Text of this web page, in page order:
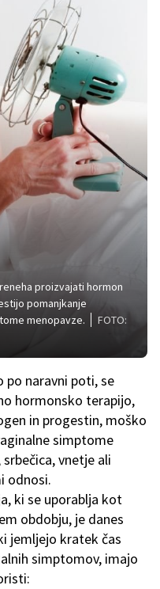
proizvajati hormon
pomanjkanje
menopavze.
FOTO:
po naravni poti, se
hormonsko terapijo,
in progestin, moško
simptome
vnetje ali
odnosi.
ki se uporablja kot
obdobju, je danes
jemljejo kratek čas
simptomov, imajo